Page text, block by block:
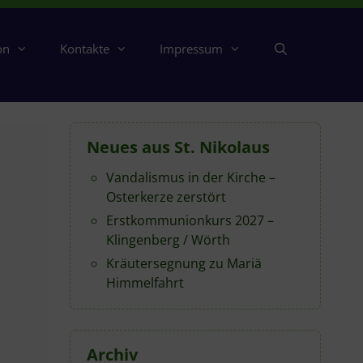
Kontakte Impressum
Neues aus St. Nikolaus
Vandalismus in der Kirche –
Osterkerze zerstört
Erstkommunionkurs 2027 –
Klingenberg / Wörth
Kräutersegnung zu Mariä
Himmelfahrt
Archiv